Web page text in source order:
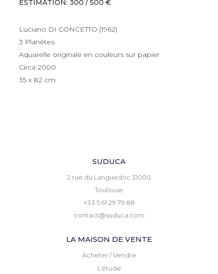
ESTIMATION: 300 / 500 €
Luciano DI CONCETTO (1962)
3 Planètes
Aquarelle originale en couleurs sur papier
Circa 2000
35 x 82 cm
SUDUCA
2 rue du Languedoc 31000
Toulouse
+33 5 61 29 79 88
contact@suduca.com
LA MAISON DE VENTE
Acheter / Vendre
L’étude